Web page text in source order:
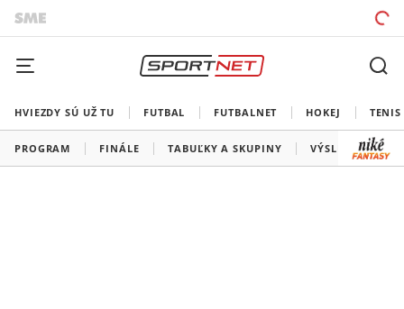
HVIEZDY SÚ UŽ TU FUTBAL FUTBALNET HOKEJ TENIS
PROGRAM FINÁLE TABUĽKY A SKUPINY VÝSLEDKY